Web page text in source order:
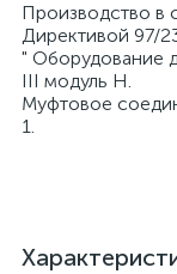
Производство в
Директивой 97/
" Оборудование
III модуль Н.
Муфтовое
1.